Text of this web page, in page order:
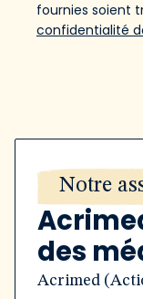
fournies soient
confidentialité
Notre
des
Acrimed